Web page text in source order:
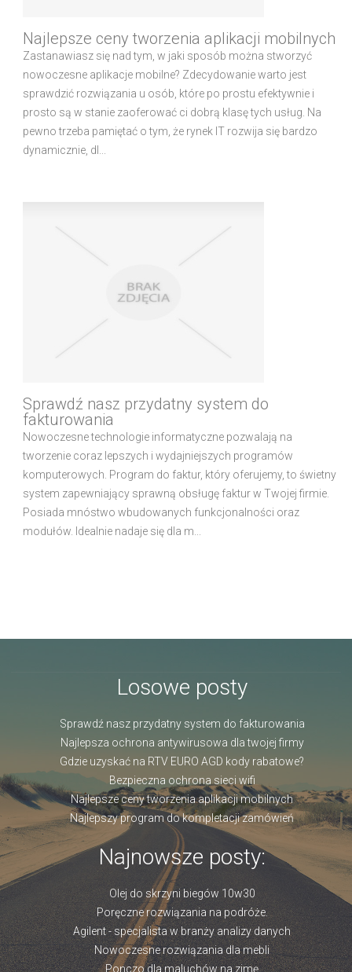
Najlepsze ceny tworzenia aplikacji mobilnych
Zastanawiasz się nad tym, w jaki sposób można stworzyć
nowoczesne aplikacje mobilne? Zdecydowanie warto jest
sprawdzić rozwiązania u osób, które po prostu efektywnie i
prosto są w stanie zaoferować ci dobrą klasę tych usług. Na
pewno trzeba pamiętać o tym, że rynek IT rozwija się bardzo
dynamicznie, dl...
Sprawdź nasz przydatny system do
fakturowania
Nowoczesne technologie informatyczne pozwalają na
tworzenie coraz lepszych i wydajniejszych programów
komputerowych. Program do faktur, który oferujemy, to świetny
system zapewniający sprawną obsługę faktur w Twojej firmie.
Posiada mnóstwo wbudowanych funkcjonalności oraz
modułów. Idealnie nadaje się dla m...
Losowe posty
Sprawdź nasz przydatny system do fakturowania
Najlepsza ochrona antywirusowa dla twojej firmy
Gdzie uzyskać na RTV EURO AGD kody rabatowe?
Bezpieczna ochrona sieci wifi
Najlepsze ceny tworzenia aplikacji mobilnych
Najlepszy program do kompletacji zamówień
Najnowsze posty:
Olej do skrzyni biegów 10w30
Poręczne rozwiązania na podróże.
Agilent - specjalista w branży analizy danych
Nowoczesne rozwiązania dla mebli
Ponczo dla maluchów na zimę